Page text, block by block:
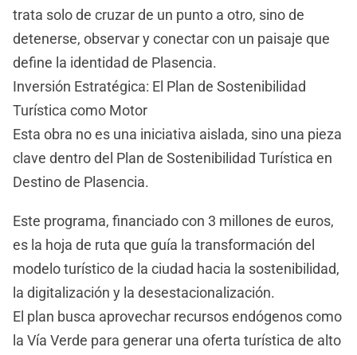
trata solo de cruzar de un punto a otro, sino de
detenerse, observar y conectar con un paisaje que
define la identidad de Plasencia.
Inversión Estratégica: El Plan de Sostenibilidad
Turística como Motor
Esta obra no es una iniciativa aislada, sino una pieza
clave dentro del Plan de Sostenibilidad Turística en
Destino de Plasencia.
Este programa, financiado con 3 millones de euros,
es la hoja de ruta que guía la transformación del
modelo turístico de la ciudad hacia la sostenibilidad,
la digitalización y la desestacionalización.
El plan busca aprovechar recursos endógenos como
la Vía Verde para generar una oferta turística de alto